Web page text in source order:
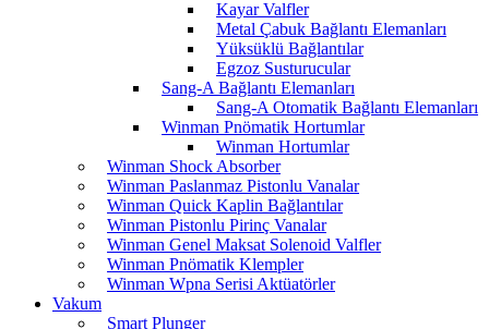
Kayar Valfler
Metal Çabuk Bağlantı Elemanları
Yüksüklü Bağlantılar
Egzoz Susturucular
Sang-A Bağlantı Elemanları
Sang-A Otomatik Bağlantı Elemanları
Winman Pnömatik Hortumlar
Winman Hortumlar
Winman Shock Absorber
Winman Paslanmaz Pistonlu Vanalar
Winman Quick Kaplin Bağlantılar
Winman Pistonlu Pirinç Vanalar
Winman Genel Maksat Solenoid Valfler
Winman Pnömatik Klempler
Winman Wpna Serisi Aktüatörler
Vakum
Smart Plunger